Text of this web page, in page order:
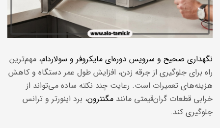
نگهداری صحیح و سرویس دوره‌ای مایکروفر و سولاردام، مهم‌ترین
راه برای جلوگیری از جرقه زدن، افزایش طول عمر دستگاه و کاهش
هزینه‌های تعمیرات است. رعایت چند نکته ساده می‌تواند از
خرابی قطعات گران‌قیمتی مانند مگنترون، برد اینورتر و ترانس
جلوگیری کند.